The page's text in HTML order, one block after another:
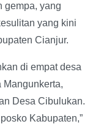
gempa, yang
yang kini
Cianjur.
di empat desa
Desa Cibulukan.
Kabupaten,”